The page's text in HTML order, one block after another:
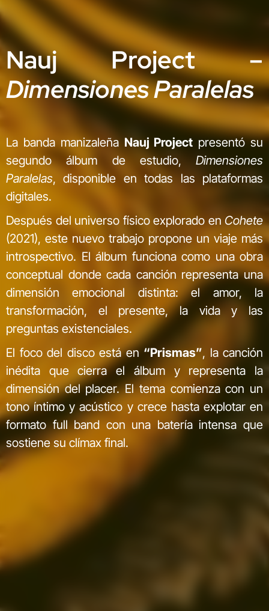
Nauj Project –
Dimensiones Paralelas
La banda manizaleña Nauj Project presentó su
segundo álbum de estudio, Dimensiones
Paralelas, disponible en todas las plataformas
digitales.
Después del universo físico explorado enCohete
(2021), este nuevo trabajo propone un viaje más
introspectivo. El álbum funciona como una obra
conceptual donde cada canción representa una
dimensión emocional distinta: el amor, la
transformación, el presente, la vida y las
preguntas existenciales.
El foco del disco está en “Prismas”, la canción
inédita que cierra el álbum y representa la
dimensión del placer. El tema comienza con un
tono íntimo y acústico y crece hasta explotar en
formato full band con una batería intensa que
sostiene su clímax final.